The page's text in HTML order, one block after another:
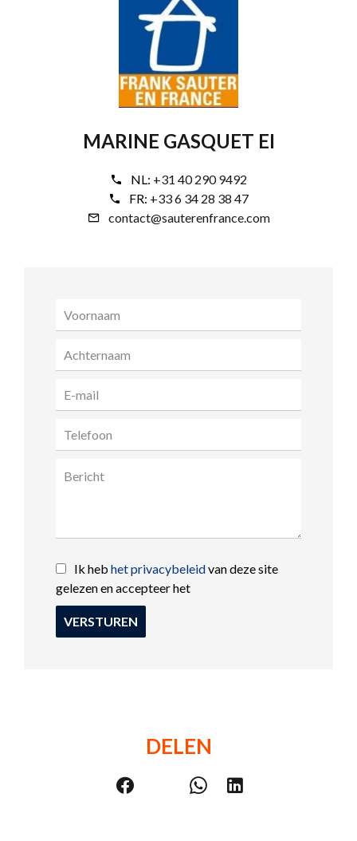
MARINE GASQUET EI
NL: +31 40 290 9492
FR: +33 6 34 28 38 47
contact@sauterenfrance.com
Ik heb het privacybeleidvan deze site
gelezen en accepteer het
VERSTUREN
DELEN